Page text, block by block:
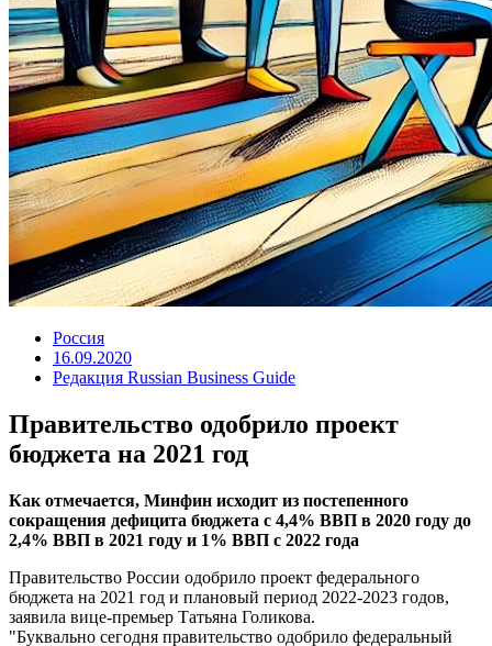
Россия
16.09.2020
Редакция Russian Business Guide
Правительство одобрило проект
бюджета на 2021 год
Как отмечается, Минфин исходит из постепенного
сокращения дефицита бюджета с 4,4% ВВП в 2020 году до
2,4% ВВП в 2021 году и 1% ВВП с 2022 года
Правительство России одобрило проект федерального
бюджета на 2021 год и плановый период 2022-2023 годов,
заявила вице-премьер Татьяна Голикова.
"Буквально сегодня правительство одобрило федеральный